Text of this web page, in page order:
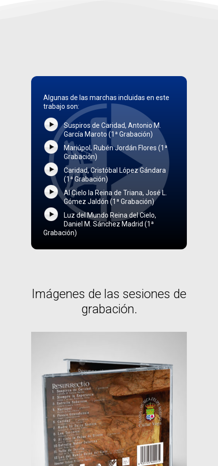
Algunas de las marchas incluidas en este
trabajo son:
Suspiros de Caridad, Antonio M.
García Maroto (1ª Grabación)
Mariúpol, Rubén Jordán Flores (1ª
Grabación)
Caridad, Cristóbal López Gándara
(1ª Grabación)
Al Cielo la Reina de Triana, José L.
Gómez Jaldón (1ª Grabación)
Luz del Mundo Reina del Cielo,
Daniel M. Sánchez Madrid (1ª
Grabación)
Imágenes de las sesiones de
grabación.